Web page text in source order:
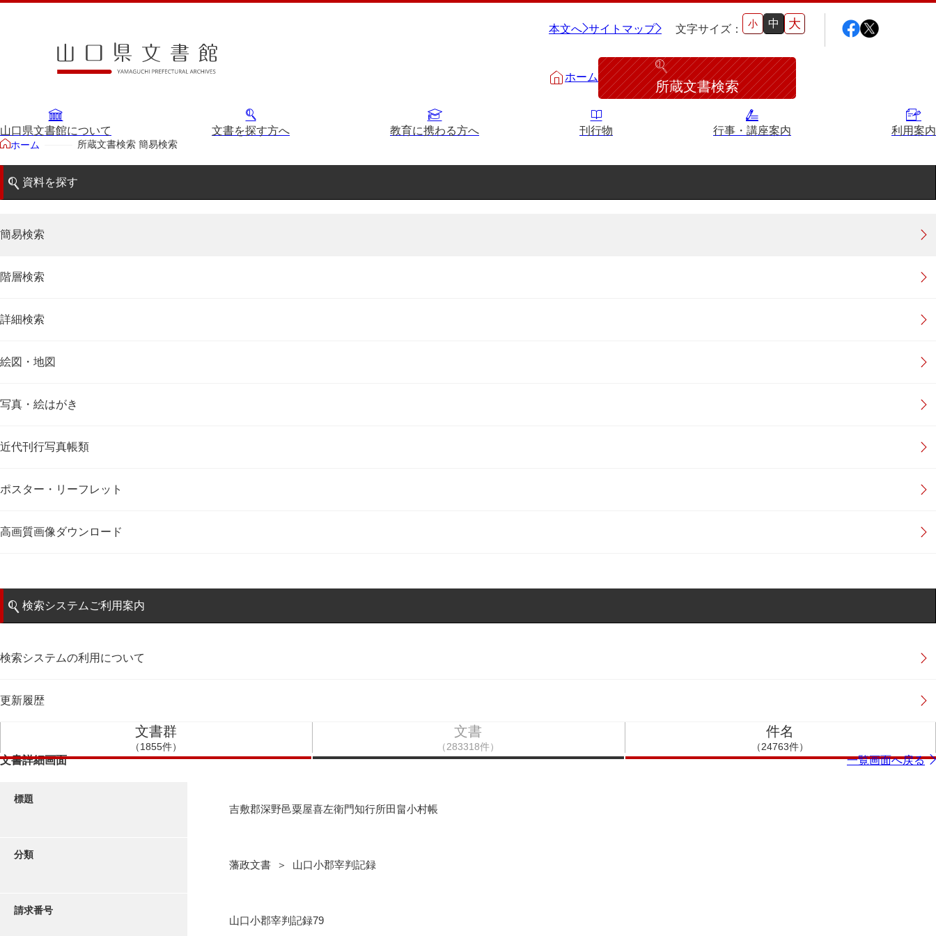
本文へ サイトマップ 文字サイズ： 小 中 大
ホーム
所蔵文書検索
山口県文書館について 文書を探す方へ 教育に携わる方へ 刊行物 行事・講座案内 利用案内
ホーム 所蔵文書検索 簡易検索
資料を探す
簡易検索
階層検索
詳細検索
絵図・地図
写真・絵はがき
近代刊行写真帳類
ポスター・リーフレット
高画質画像ダウンロード
検索システムご利用案内
検索システムの利用について
更新履歴
文書群
（1855件）
文書
（283318件）
件名
（24763件）
文書詳細画面 一覧画面へ戻る
標題
吉敷郡深野邑粟屋喜左衛門知行所田畠小村帳
分類
藩政文書 ＞ 山口小郡宰判記録
請求番号
山口小郡宰判記録79